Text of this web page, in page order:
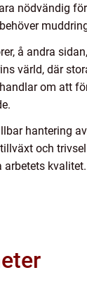
nödvändig
å andra
värld, där
om att
hantering
och